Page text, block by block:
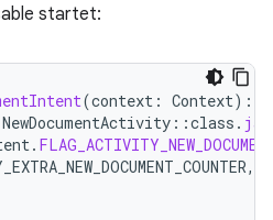
startet:
(context : Context):
NewDocumentActivity ::class .
.
,